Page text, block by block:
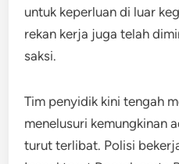
untuk keperluan di luar
rekan kerja juga telah
saksi.
Tim penyidik kini tengah
menelusuri kemungkinan
turut terlibat. Polisi